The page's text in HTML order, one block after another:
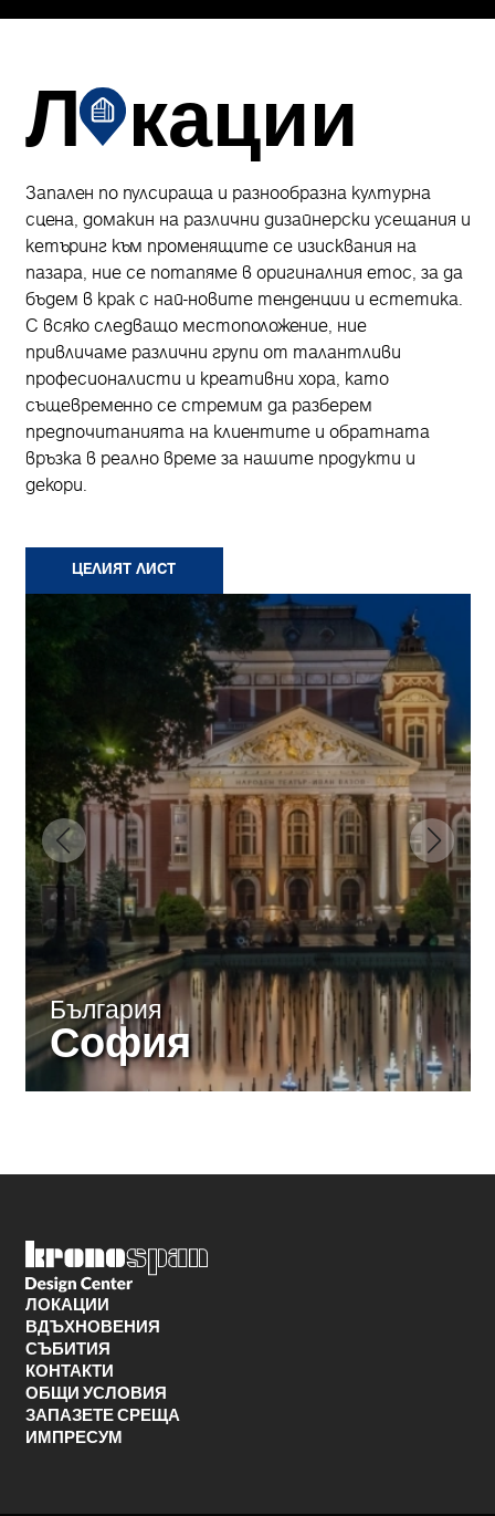
България
София
Л кации
Запален по пулсираща и разнообразна културна
сцена, домакин на различни дизайнерски усещания и
кетъринг към променящите се изисквания на
пазара, ние се потапяме в оригиналния етос, за да
бъдем в крак с най-новите тенденции и естетика.
С всяко следващо местоположение, ние
привличаме различни групи от талантливи
професионалисти и креативни хора, като
същевременно се стремим да разберем
предпочитанията на клиентите и обратната
връзка в реално време за нашите продукти и
декори.
ЦЕЛИЯТ ЛИСТ
ЛОКАЦИИ
ВДЪХНОВЕНИЯ
СЪБИТИЯ
КОНТАКТИ
ОБЩИ УСЛОВИЯ
ЗАПАЗЕТЕ СРЕЩА
ИМПРЕСУМ